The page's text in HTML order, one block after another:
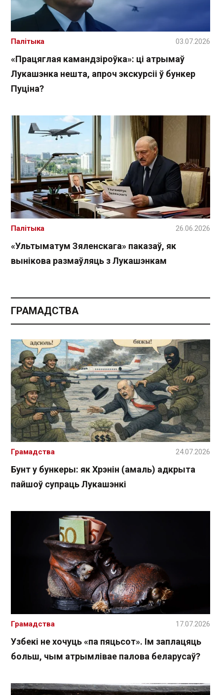
«Працяглая камандзіроўка»: ці атрымаў
Лукашэнка нешта, апроч экскурсіі ў бункер
Пуціна?
Палітыка 03.07.2026
«Ультыматум Зяленскага» паказаў, як
вынікова размаўляць з Лукашэнкам
Палітыка 26.06.2026
ГРАМАДСТВА
Бунт у бункеры: як Хрэнін (амаль) адкрыта
пайшоў супраць Лукашэнкі
Грамадства 24.07.2026
Узбекі не хочуць «па пяцьсот». Ім заплацяць
больш, чым атрымлівае палова беларусаў?
Грамадства 17.07.2026